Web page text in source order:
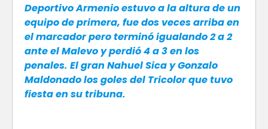
Deportivo Armenio estuvo a la altura de un
equipo de primera, fue dos veces arriba en
el marcador pero terminó igualando 2 a 2
ante el Malevo y perdió 4 a 3 en los
penales. El gran Nahuel Sica y Gonzalo
Maldonado los goles del Tricolor que tuvo
fiesta en su tribuna.